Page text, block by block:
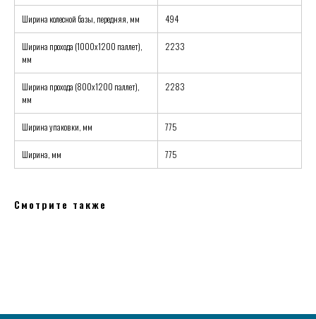
Ширина колесной базы, передняя, мм 494
Ширина прохода (1000х1200 паллет),
мм
2233
Ширина прохода (800х1200 паллет),
мм
2283
Ширина упаковки, мм 775
Ширина, мм 775
Смотрите также